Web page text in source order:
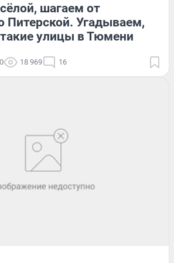
шагаем от
Питерской. Угадываем,
улицы в Тюмени
18 969 16